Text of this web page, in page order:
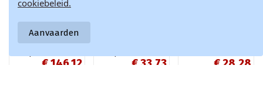
Zachte sneakers
dames Big Star
€ 146,12 € 33,73
snøre fra Torres
€ 28,28
cookiebeleid.
Aanvaarden